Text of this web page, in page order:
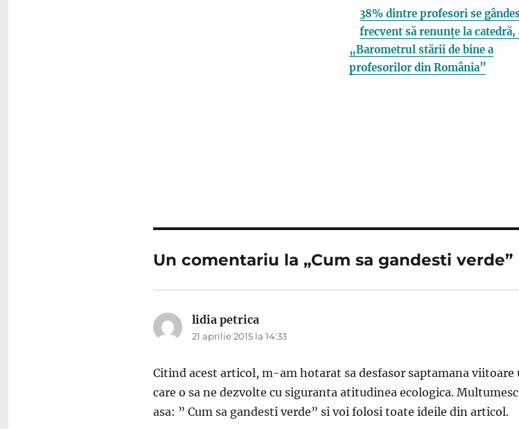
38% dintre profesori se
frecvent să renunțe la catedră,
„Barometrul stării de bine a
profesorilor din România”
Un comentariu la „Cum sa gandesti verde”
lidia petrica
21 aprilie 2015 la 14:33
Citind acest articol, m-am hotarat sa desfasor saptamana
care o sa ne dezvolte cu siguranta atitudinea ecologica.
asa: ” Cum sa gandesti verde” si voi folosi toate ideile din articol.